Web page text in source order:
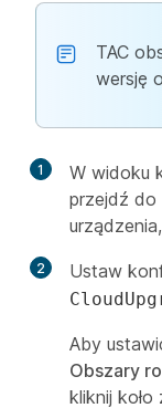
TAC
wersję
1 W widoku
przejdź do
2 Ustaw
Aby
Obszary
kliknij